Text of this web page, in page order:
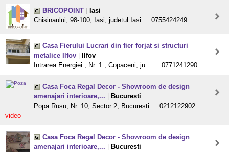
BRICOPOINT
Iasi
Chisinaului, 98-100, Iasi, judetul Iasi ... 0755424249
Casa Fierului Lucrari din fier forjat si structuri
metalice Ilfov
Ilfov
Intrarea Energiei , Nr. 1 , Copaceni, ju .. ... 0771241290
Casa Foca Regal Decor - Showroom de design
amenajari interioare,...
Bucuresti
Popa Rusu, Nr. 10, Sector 2, Bucuresti ... 0212122902
video
Casa Foca Regal Decor - Showroom de design
amenajari interioare,...
Bucuresti